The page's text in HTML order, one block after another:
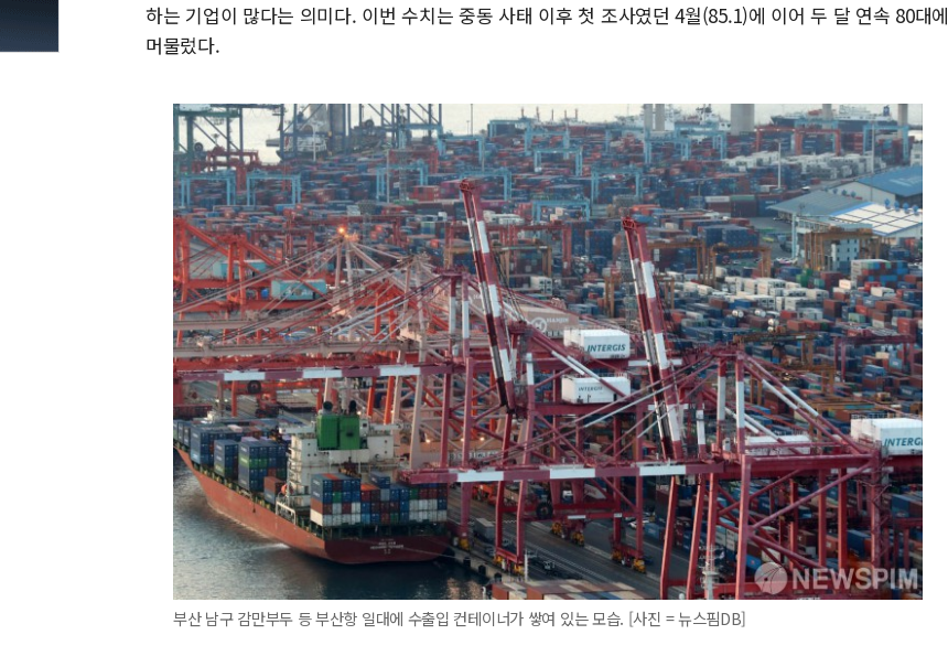
하는 기업이 많다는 의미다. 이번 수치는 중동 사태 이후 첫 조사였던 4월(85.1)에 이어 두 달 연속 80대에
머물렀다.
부산 남구 감만부두 등 부산항 일대에 수출입 컨테이너가 쌓여 있는 모습. [사진 = 뉴스핌DB]